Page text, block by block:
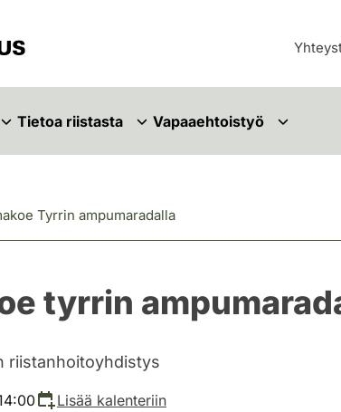
Tietoa riistasta Vapaaehtoistyö
Tyrrin ampumaradalla
tyrrin
riistanhoitoyhdistys
Lisää kalenteriin